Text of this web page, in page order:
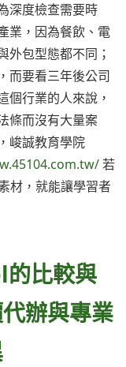
深度檢查需要時
業，因為餐飲、電
外包型態都不同；
而要看三年後公司
個行業的人來說，
條而沒有大量案
峻誠教育學院
若
材，就能讓學習者
比較與
辦與專業